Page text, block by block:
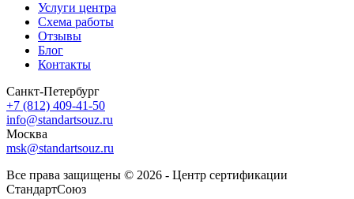
Услуги центра
Схема работы
Отзывы
Блог
Контакты
Санкт-Петербург
+7 (812) 409-41-50
info@standartsouz.ru
Москва
msk@standartsouz.ru
Все права защищены © 2026 - Центр сертификации
СтандартСоюз